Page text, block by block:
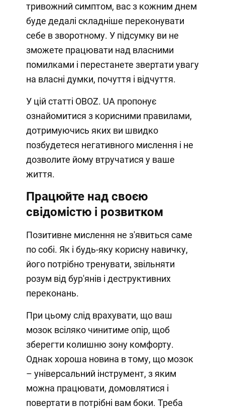
тривожний симптом, вас з кожним днем
буде дедалі складніше переконувати
себе в зворотному. У підсумку ви не
зможете працювати над власними
помилками і перестанете звертати увагу
на власні думки, почуття і відчуття.
У цій статті OBOZ. UA пропонує
ознайомитися з корисними правилами,
дотримуючись яких ви швидко
позбудетеся негативного мислення і не
дозволите йому втручатися у ваше
життя.
Працюйте над своєю
свідомістю і розвитком
Позитивне мислення не з'явиться саме
по собі. Як і будь-яку корисну навичку,
його потрібно тренувати, звільняти
розум від бур'янів і деструктивних
переконань.
При цьому слід врахувати, що ваш
мозок всіляко чинитиме опір, щоб
зберегти колишню зону комфорту.
Однак хороша новина в тому, що мозок
– універсальний інструмент, з яким
можна працювати, домовлятися і
повертати в потрібні вам боки. Треба